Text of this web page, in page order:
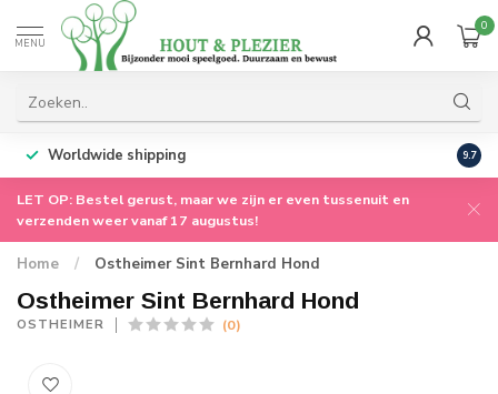
MENU
0
Worldwide shipping 9.7
LET OP: Bestel gerust, maar we zijn er even tussenuit en
verzenden weer vanaf 17 augustus!
Home / Ostheimer Sint Bernhard Hond
Ostheimer Sint Bernhard Hond
OSTHEIMER (0)